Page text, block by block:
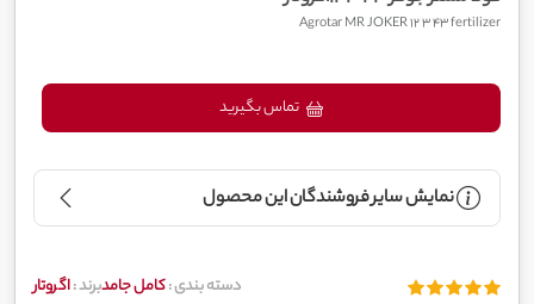
Agrotar MR JOKER 12 3 43 fertilizer
نمایش سایر فروشندگان این محصول
دسته بندی :کامل جامدبرند :اگروتار